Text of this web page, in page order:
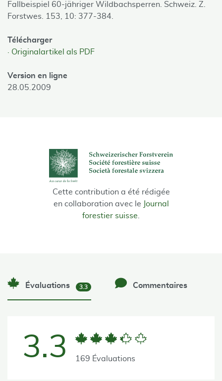
Fallbeispiel 60-jähriger Wildbachsperren. Schweiz. Z.
Forstwes. 153, 10: 377-384.
Télécharger
Originalartikel als PDF
Version en ligne
28.05.2009
Cette contribution a été rédigée
en collaboration avec le
Journal
forestier suisse
Évaluations 3.3 Commentaires
3.3 169 Évaluations